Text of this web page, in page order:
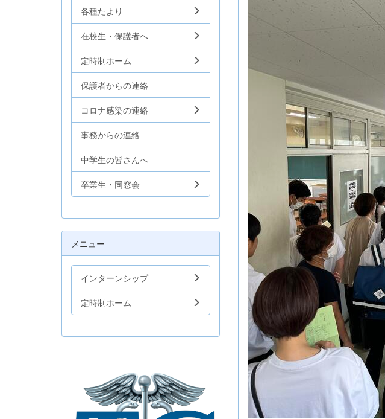
各種たより
在校生・保護者へ
定時制ホーム
保護者からの連絡
コロナ感染の連絡
事務からの連絡
中学生の皆さんへ
卒業生・同窓会
メニュー
インターンシップ
定時制ホーム